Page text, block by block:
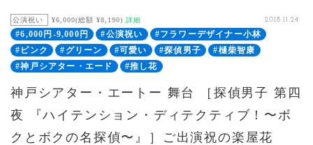
公演祝い ¥6,000(総額 ¥8,190) 詳細 2018.11.24
#6,000円-9,000円 #公演祝い
#フラワーデザイナー小林
#ピンク
#グリーン #可愛い #探偵男子
#樋柴智康
#神戸シアター・エード
#推し花
神戸シアター・エートー 舞台 ［探偵男子 第四
夜 『ハイテンション・ディテクティブ！〜ボ
クとボクの名探偵〜』］ご出演祝の楽屋花